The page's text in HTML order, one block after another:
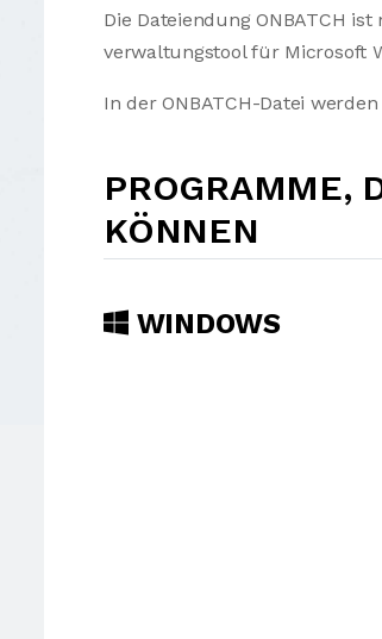
Die Dateiendung ONBATCH
verwaltungstool für Microsoft
In der ONBATCH-Datei
PROGRAMME,
KÖNNEN
WINDOWS